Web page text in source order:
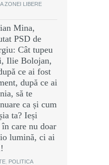
ZONEI LIBERE
Mina,
PSD de
Cât tupeu
Ilie Bolojan,
ce ai fost
după ce ai
să te
ca și cum
ta? Ieși
care nu doar
lumină, ci ai
POLITICA